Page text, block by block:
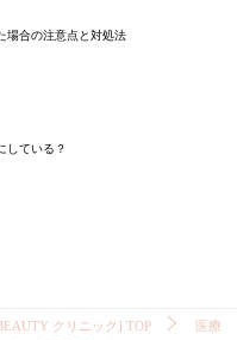
場合の注意点と対処法
している？
クリニック] TOP
医療